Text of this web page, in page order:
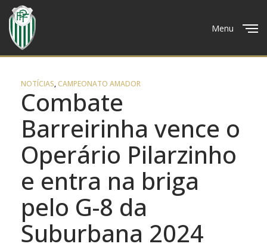
Menu
NOTÍCIAS,CAMPEONATO AMADOR
Combate
Barreirinha vence o
Operário Pilarzinho
e entra na briga
pelo G-8 da
Suburbana 2024